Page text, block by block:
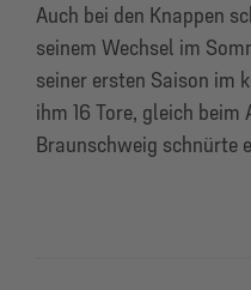
Auch bei den Knappen
seinem Wechsel im
seiner ersten Saison im
ihm 16 Tore, gleich
Braunschweig schnürte